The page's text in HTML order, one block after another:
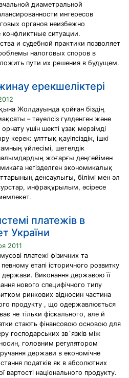
диаметральной
интересов
органов неизбежно
ситуации.
и судебной практики позволяет
налоговых споров в
пути их решения в будущем.
ерекшеліктері
Жолдауында қойған біздің
– тәуелсіз гүлденген және
үшін шекті ұзақ мерзімді
ұлттық қауіпсіздік, ішкі
үйлесімі, шетелдік
жоғарғы деңгейімен
негізделген экономикалық
денсаулығы, білімі мен әл
инфрақұрылым, әсіресе
платежів в
України
2011
платежі фізичних та
етапі історичного розвитку
держави. Виконання державою її
нового специфічного типу
ринкових відносин частина
продукту , що одержавлюється
не тільки фіскального, але й
стають фінансовою основою для
господарських зв`язків між
головним регулятором
держави в економічне
податків як в абсолютних
вартості національного продукту.